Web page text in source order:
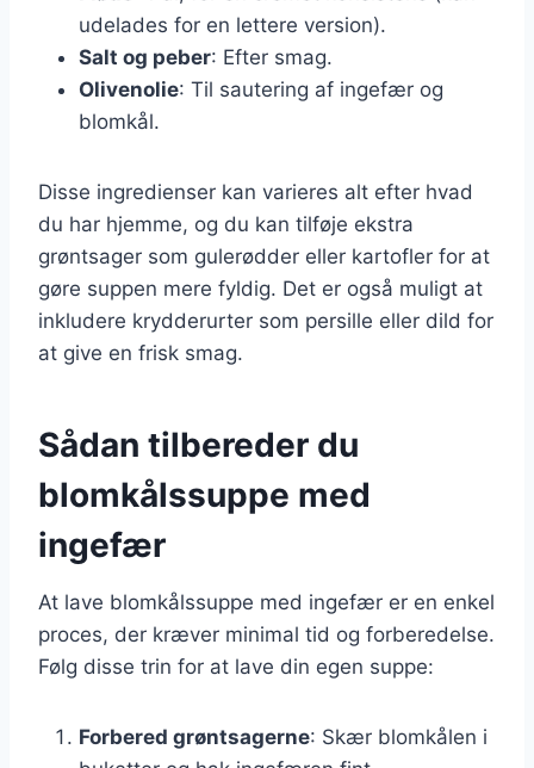
udelades for en lettere version).
Salt og peber: Efter smag.
Olivenolie: Til sautering af ingefær og
blomkål.
Disse ingredienser kan varieres alt efter hvad
du har hjemme, og du kan tilføje ekstra
grøntsager som gulerødder eller kartofler for at
gøre suppen mere fyldig. Det er også muligt at
inkludere krydderurter som persille eller dild for
at give en frisk smag.
Sådan tilbereder du
blomkålssuppe med
ingefær
At lave blomkålssuppe med ingefær er en enkel
proces, der kræver minimal tid og forberedelse.
Følg disse trin for at lave din egen suppe:
Forbered grøntsagerne: Skær blomkålen i